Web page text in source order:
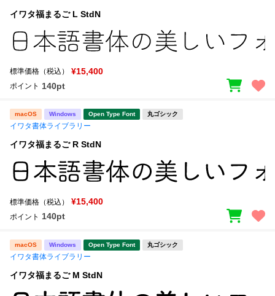
イワタ福まるご L StdN
標準価格（税込） ¥15,400
ポイント 140pt
macOS Windows Open Type Font 丸ゴシック
イワタ書体ライブラリー
イワタ福まるご R StdN
標準価格（税込） ¥15,400
ポイント 140pt
macOS Windows Open Type Font 丸ゴシック
イワタ書体ライブラリー
イワタ福まるご M StdN